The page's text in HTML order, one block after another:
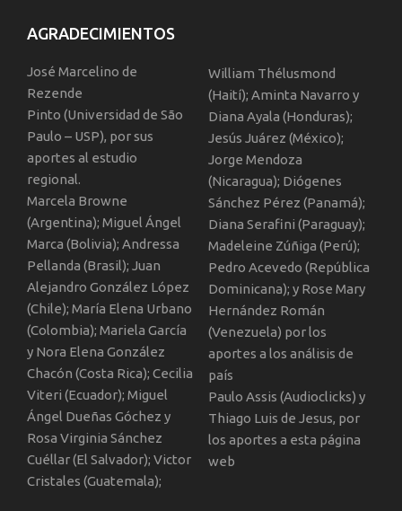
AGRADECIMIENTOS
José Marcelino de
Rezende
Pinto (Universidad de São
Paulo – USP), por sus
aportes al estudio
regional.
Marcela Browne
(Argentina); Miguel Ángel
Marca (Bolivia); Andressa
Pellanda (Brasil); Juan
Alejandro González López
(Chile); María Elena Urbano
(Colombia); Mariela García
y Nora Elena González
Chacón (Costa Rica); Cecilia
Viteri (Ecuador); Miguel
Ángel Dueñas Góchez y
Rosa Virginia Sánchez
Cuéllar (El Salvador); Victor
Cristales (Guatemala);
William Thélusmond
(Haití); Aminta Navarro y
Diana Ayala (Honduras);
Jesús Juárez (México);
Jorge Mendoza
(Nicaragua); Diógenes
Sánchez Pérez (Panamá);
Diana Serafini (Paraguay);
Madeleine Zúñiga (Perú);
Pedro Acevedo (República
Dominicana); y Rose Mary
Hernández Román
(Venezuela) por los
aportes a los análisis de
país
Paulo Assis (Audioclicks) y
Thiago Luis de Jesus, por
los aportes a esta página
web